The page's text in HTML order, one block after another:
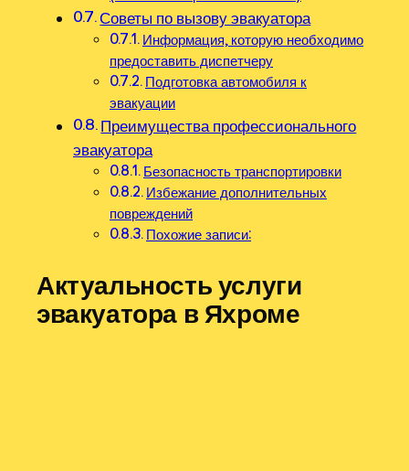
Советы по вызову эвакуатора
Информация, которую необходимо
предоставить диспетчеру
Подготовка автомобиля к
эвакуации
Преимущества профессионального
эвакуатора
Безопасность транспортировки
Избежание дополнительных
повреждений
Похожие записи:
Актуальность услуги
эвакуатора в Яхроме